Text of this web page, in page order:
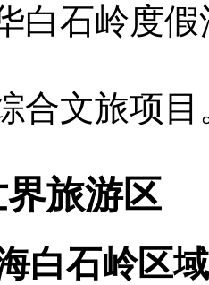
白石岭度
合文旅项目
旅游区
白石岭区